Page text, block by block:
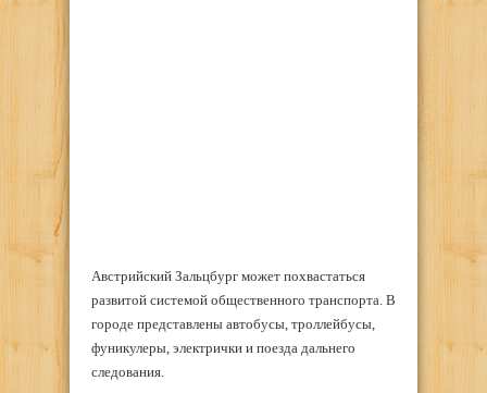
Австрийский Зальцбург может похвастаться
развитой системой общественного транспорта. В
городе представлены автобусы, троллейбусы,
фуникулеры, электрички и поезда дальнего
следования.